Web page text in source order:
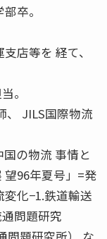
卒。
店等を 経て、
。
、 JILS国際物流
の物流 事情と
望96年夏号」=発
化−1.鉄道輸送
問題研究